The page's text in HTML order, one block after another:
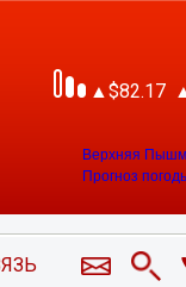
82.17
Верхняя
Прогноз